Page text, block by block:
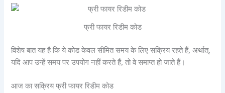
फ्री फायर रिडीम कोड
विशेष बात यह है कि ये कोड केवल सीमित समय के लिए सक्रिय रहते हैं, अर्थात्,
यदि आप उन्हें समय पर उपयोग नहीं करते हैं, तो वे समाप्त हो जाते हैं।
आज का सक्रिय फ्री फायर रिडीम कोड